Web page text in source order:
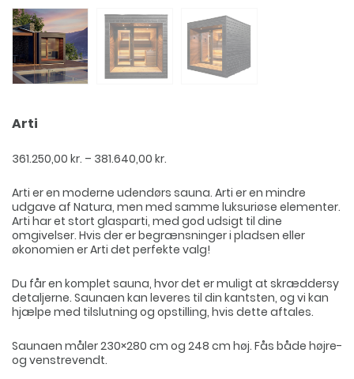
Arti
361.250,00 kr. – 381.640,00 kr.
til
381.640,00 kr.
Arti er en moderne udendørs sauna. Arti er en mindre
udgave af Natura, men med samme luksuriøse elementer.
Arti har et stort glasparti, med god udsigt til dine
omgivelser. Hvis der er begrænsninger i pladsen eller
økonomien er Arti det perfekte valg!
Du får en komplet sauna, hvor det er muligt at skræddersy
detaljerne. Saunaen kan leveres til din kantsten, og vi kan
hjælpe med tilslutning og opstilling, hvis dette aftales.
Saunaen måler 230×280 cm og 248 cm høj. Fås både højre-
og venstrevendt.